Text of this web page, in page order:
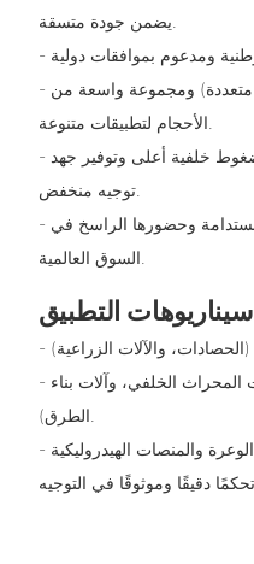
- تكوين مرن (خيارات صمامات متعددة) ومجموعة واسعة من
- تصميم متين قادر على تحمل ضغوط خلفية أعلى وتوفير جهد
توجيه منخفض.
- التزام الشركة بتحسينات الإنتاج المستدامة وحضورها الراسخ في
سيناريوهات التطبيق
- معدات البناء والحفر (الحفارات ذات المحراث الخلفي، وآلات بناء
- المركبات الأخرى المخصصة للطرق الوعرة والمنصات الهيدروليكية